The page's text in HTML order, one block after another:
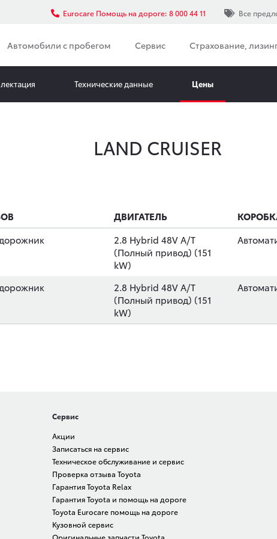
Автомобили с пробегом Сервис Страхование,
Eurocare Помощь на дороге: 8 000 44 11 Все
Технические данные Цены
LAND CRUISER
ДВИГАТЕЛЬ
2.8 Hybrid 48V A/T
(Полный привод) (151
kW)
2.8 Hybrid 48V A/T
(Полный привод) (151
kW)
Сервис
Акции
Записаться на сервис
Техническое обслуживание и сервис
Проверка отзыва Toyota
Гарантия Toyota Relax
Гарантия Toyota и помощь на дороге
Toyota Eurocare помощь на дороге
Кузовной сервис
Оригинальные запчасти Toyota